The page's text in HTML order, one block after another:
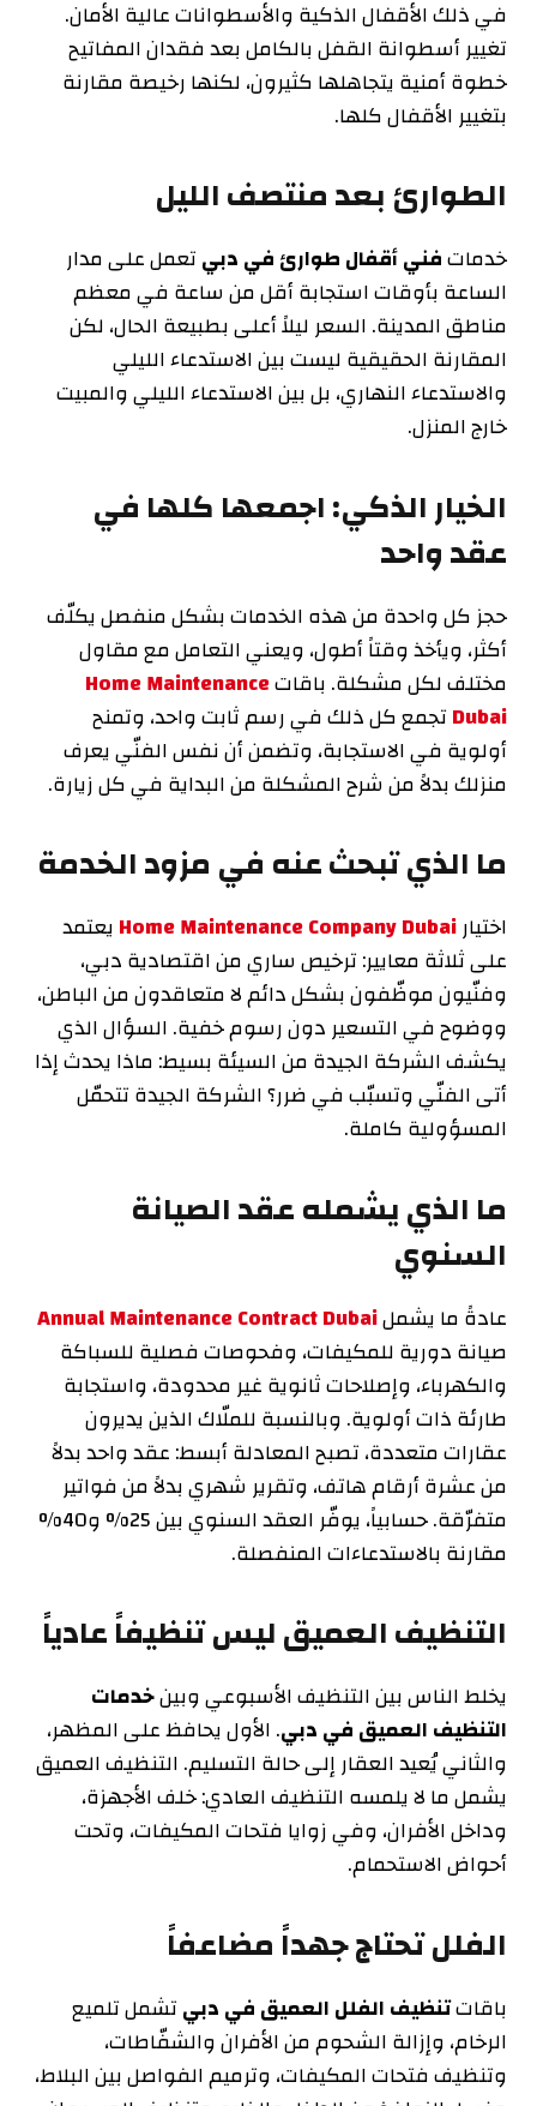
في ذلك الأقفال الذكية والأسطوانات عالية الأمان.
تغيير أسطوانة القفل بالكامل بعد فقدان المفاتيح
خطوة أمنية يتجاهلها كثيرون، لكنها رخيصة مقارنة
بتغيير الأقفال كلها.
الطوارئ بعد منتصف الليل
خدماتفني أقفال طوارئ في دبيتعمل على مدار
الساعة بأوقات استجابة أقل من ساعة في معظم
مناطق المدينة. السعر ليلاً أعلى بطبيعة الحال، لكن
المقارنة الحقيقية ليست بين الاستدعاء الليلي
والاستدعاء النهاري، بل بين الاستدعاء الليلي والمبيت
خارج المنزل.
الخيار الذكي: اجمعها كلها في
عقد واحد
حجز كل واحدة من هذه الخدمات بشكل منفصل يكلّف
أكثر، ويأخذ وقتاً أطول، ويعني التعامل مع مقاول
مختلف لكل مشكلة. باقاتHome Maintenance
Dubaiتجمع كل ذلك في رسم ثابت واحد، وتمنح
أولوية في الاستجابة، وتضمن أن نفس الفنّي يعرف
منزلك بدلاً من شرح المشكلة من البداية في كل زيارة.
ما الذي تبحث عنه في مزود الخدمة
اختيارHome Maintenance Company Dubaiيعتمد
على ثلاثة معايير: ترخيص ساري من اقتصادية دبي،
وفنّيون موظّفون بشكل دائم لا متعاقدون من الباطن،
ووضوح في التسعير دون رسوم خفية. السؤال الذي
يكشف الشركة الجيدة من السيئة بسيط: ماذا يحدث إذا
أتى الفنّي وتسبّب في ضرر؟ الشركة الجيدة تتحمّل
المسؤولية كاملة.
ما الذي يشمله عقد الصيانة
السنوي
عادةً ما يشملAnnual Maintenance Contract Dubai
صيانة دورية للمكيفات، وفحوصات فصلية للسباكة
والكهرباء، وإصلاحات ثانوية غير محدودة، واستجابة
طارئة ذات أولوية. وبالنسبة للملّاك الذين يديرون
عقارات متعددة، تصبح المعادلة أبسط: عقد واحد بدلاً
من عشرة أرقام هاتف، وتقرير شهري بدلاً من فواتير
متفرّقة. حسابياً، يوفّر العقد السنوي بين 25% و40%
مقارنة بالاستدعاءات المنفصلة.
التنظيف العميق ليس تنظيفاً عادياً
يخلط الناس بين التنظيف الأسبوعي وبينخدمات
التنظيف العميق في دبي. الأول يحافظ على المظهر،
والثاني يُعيد العقار إلى حالة التسليم. التنظيف العميق
يشمل ما لا يلمسه التنظيف العادي: خلف الأجهزة،
وداخل الأفران، وفي زوايا فتحات المكيفات، وتحت
أحواض الاستحمام.
الفلل تحتاج جهداً مضاعفاً
باقاتتنظيف الفلل العميق في دبيتشمل تلميع
الرخام، وإزالة الشحوم من الأفران والشفّاطات،
وتنظيف فتحات المكيفات، وترميم الفواصل بين البلاط،